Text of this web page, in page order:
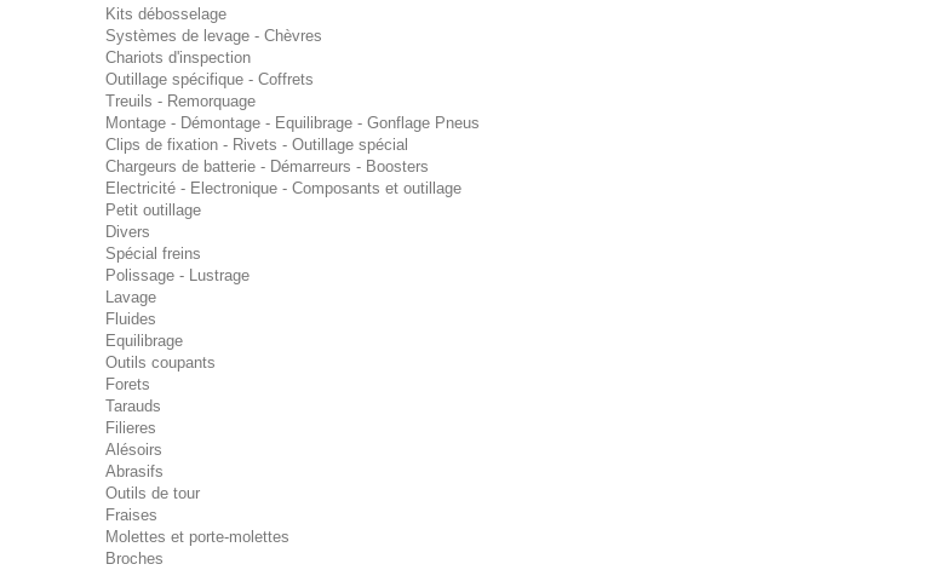
Kits débosselage
Systèmes de levage - Chèvres
Chariots d'inspection
Outillage spécifique - Coffrets
Treuils - Remorquage
Montage - Démontage - Equilibrage - Gonflage Pneus
Clips de fixation - Rivets - Outillage spécial
Chargeurs de batterie - Démarreurs - Boosters
Electricité - Electronique - Composants et outillage
Petit outillage
Divers
Spécial freins
Polissage - Lustrage
Lavage
Fluides
Equilibrage
Outils coupants
Forets
Tarauds
Filieres
Alésoirs
Abrasifs
Outils de tour
Fraises
Molettes et porte-molettes
Broches